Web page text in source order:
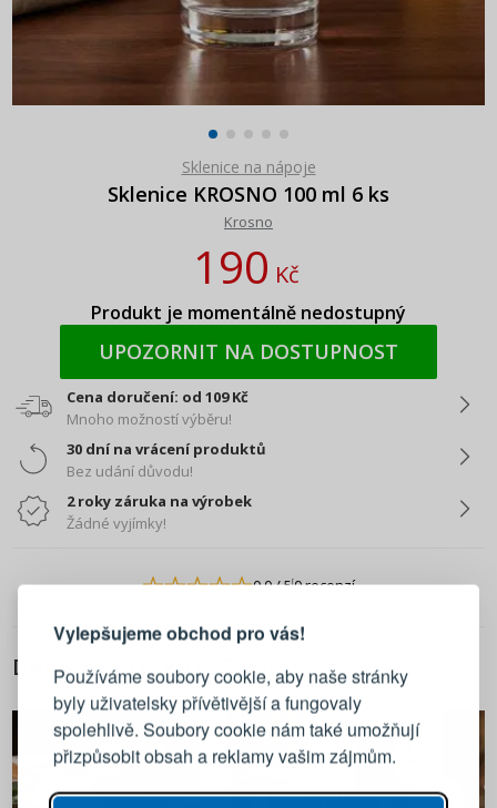
Vylepšujeme obchod pro vás!
Používáme soubory cookie, aby naše stránky
byly uživatelsky přívětivější a fungovaly
spolehlivě. Soubory cookie nám také umožňují
přizpůsobit obsah a reklamy vašim zájmům.
Sklenice na nápoje
Sklenice KROSNO 100 ml 6 ks
Krosno
190Kč
Produkt je momentálně nedostupný
UPOZORNIT NA DOSTUPNOST
Cena doručení: od 109 Kč
Mnoho možností výběru!
30 dní na vrácení produktů
Bez udání důvodu!
2 roky záruka na výrobek
Žádné vyjímky!
0.0/ 50 recenzí
DALŠÍ Z TÉTO KATEGORIE
PŘIHLÁŠENÍ
Přihlaste se ke svému účtu
Emailová adresa